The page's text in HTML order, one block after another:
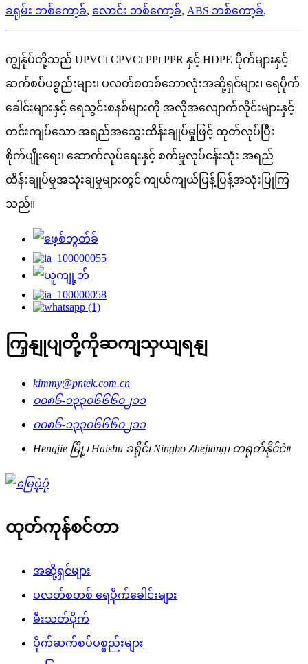
ခရုမ်း ဘစ်ကော့ခ်, လောင်း ဘစ်ကော့ခ်, ABS ဘစ်ကော့ခ်,
ကျွန်ုပ်တို့သည် UPVC၊ CPVC၊ PP၊ PPR နှင့် HDPE ပိုက်များနှင့်
ဆက်စပ်ပစ္စည်းများ၊ ပလတ်စတစ်ဘောလုံးအဆို့ရှင်များ၊ ရေပိုက်
ခေါင်းများနှင့် ရေသွင်းစနစ်များကို အလိုအလျောက်လိုင်းများနှင့်
တင်းကျပ်သော အရည်အသွေးထိန်းချုပ်မှုဖြင့် ထုတ်လုပ်ပြီး
စိုက်ပျိုးရေး၊ ဆောက်လုပ်ရေးနှင့် စက်မှုလုပ်ငန်းသုံး အရည်
ထိန်းချုပ်မှုအသုံးချမှုများတွင် ကျယ်ကျယ်ပြန့်ပြန့်အသုံးပြုကြ
သည်။
ကြှနျုပျတို့ကိုဆကျသှယျရနျ
kimmy@pntek.com.cn
၀၀၈၆-၁၃၃၀၆၆၆၀၂၁၁
၀၀၈၆-၁၃၃၀၆၆၆၀၂၁၁
Hengjie မြို့၊ Haishu ခရိုင်၊ Ningbo Zhejiang၊ တရုတ်နိုင်ငံ။
ထုတ်ကုန်စင်တာ
အဆို့ရှင်များ
ပလတ်စတစ် ရေပိုက်ခေါင်းများ
မီးသတ်ပိုက်
ပိုက်ဆက်စပ်ပစ္စည်းများ